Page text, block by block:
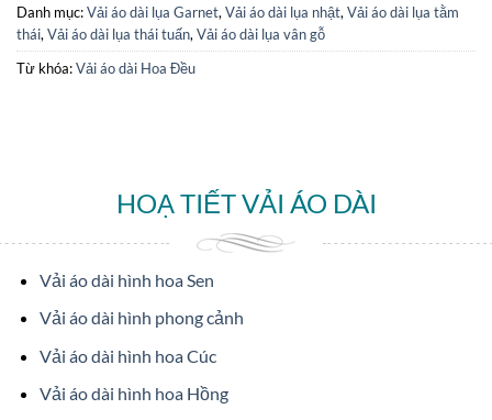
Danh mục:Vải áo dài lụa Garnet, Vải áo dài lụa nhật, Vải áo dài lụa tằm
thái, Vải áo dài lụa thái tuấn, Vải áo dài lụa vân gỗ
Từ khóa:Vải áo dài Hoa Đều
HOẠ TIẾT VẢI ÁO DÀI
Vải áo dài hình hoa Sen
Vải áo dài hình phong cảnh
Vải áo dài hình hoa Cúc
Vải áo dài hình hoa Hồng